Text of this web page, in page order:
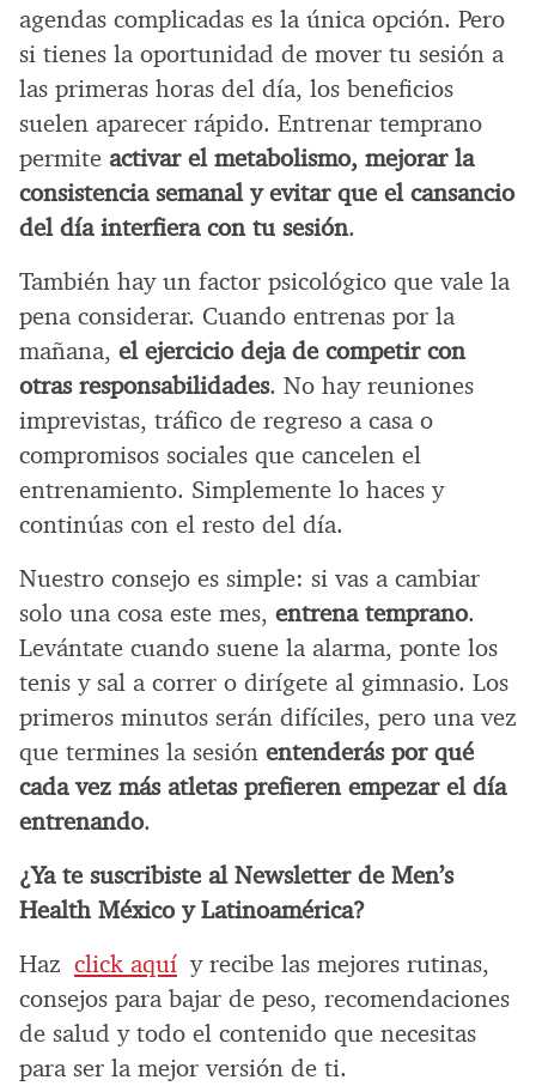
agendas complicadas es la única opción. Pero
si tienes la oportunidad de mover tu sesión a
las primeras horas del día, los beneficios
suelen aparecer rápido. Entrenar temprano
permite activar el metabolismo, mejorar la
consistencia semanal y evitar que el cansancio
del día interfiera con tu sesión.
También hay un factor psicológico que vale la
pena considerar. Cuando entrenas por la
mañana, el ejercicio deja de competir con
otras responsabilidades. No hay reuniones
imprevistas, tráfico de regreso a casa o
compromisos sociales que cancelen el
entrenamiento. Simplemente lo haces y
continúas con el resto del día.
Nuestro consejo es simple: si vas a cambiar
solo una cosa este mes, entrena temprano.
Levántate cuando suene la alarma, ponte los
tenis y sal a correr o dirígete al gimnasio. Los
primeros minutos serán difíciles, pero una vez
que termines la sesión entenderás por qué
cada vez más atletas prefieren empezar el día
entrenando.
¿Ya te suscribiste al Newsletter de Men’s
Health México y Latinoamérica?
Haz click aquí y recibe las mejores rutinas,
consejos para bajar de peso, recomendaciones
de salud y todo el contenido que necesitas
para ser la mejor versión de ti.